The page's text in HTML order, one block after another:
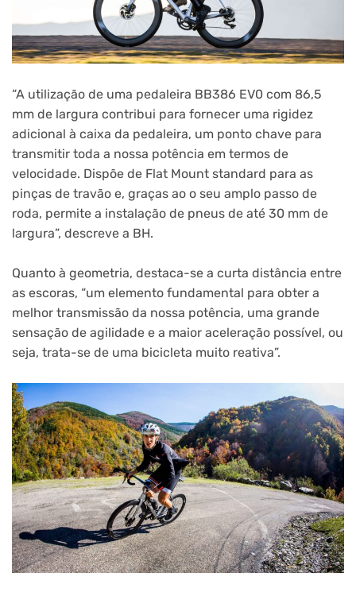
“A utilização de uma pedaleira BB386 EV0 com 86,5
mm de largura contribui para fornecer uma rigidez
adicional à caixa da pedaleira, um ponto chave para
transmitir toda a nossa potência em termos de
velocidade. Dispõe de Flat Mount standard para as
pinças de travão e, graças ao o seu amplo passo de
roda, permite a instalação de pneus de até 30 mm de
largura”, descreve a BH.
Quanto à geometria, destaca-se a curta distância entre
as escoras, “um elemento fundamental para obter a
melhor transmissão da nossa potência, uma grande
sensação de agilidade e a maior aceleração possível, ou
seja, trata-se de uma bicicleta muito reativa”.